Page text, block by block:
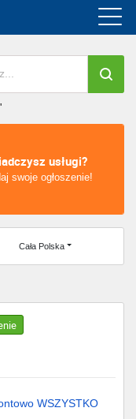
usługi?
swoje ogłoszenie!
Cała Polska
WSZYSTKO